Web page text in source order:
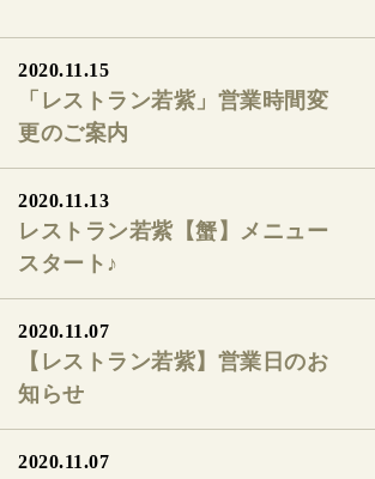
2020.11.15
「レストラン若紫」営業時間変
更のご案内
2020.11.13
レストラン若紫【蟹】メニュー
スタート♪
2020.11.07
【レストラン若紫】営業日のお
知らせ
2020.11.07